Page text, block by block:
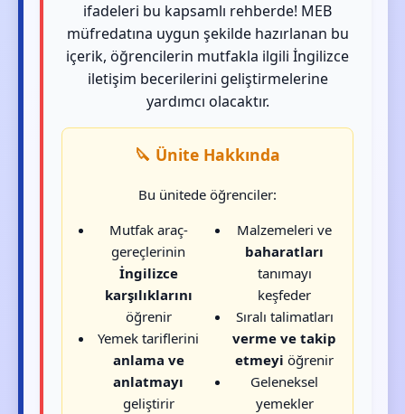
ifadeleri bu kapsamlı rehberde! MEB
müfredatına uygun şekilde hazırlanan bu
içerik, öğrencilerin mutfakla ilgili İngilizce
iletişim becerilerini geliştirmelerine
yardımcı olacaktır.
🔪 Ünite Hakkında
Bu ünitede öğrenciler:
Mutfak araç-
gereçlerinin
İngilizce
karşılıklarını
öğrenir
Yemek tariflerini
anlama ve
anlatmayı
geliştirir
Malzemeleri ve
baharatları
tanımayı
keşfeder
Sıralı talimatları
verme ve takip
etmeyi öğrenir
Geleneksel
yemekler